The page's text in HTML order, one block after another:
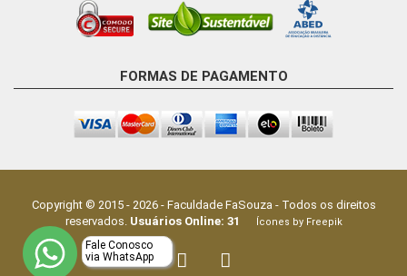
FORMAS DE PAGAMENTO
Copyright © 2015 - 2026- Faculdade FaSouza - Todos os direitos
reservados. Usuários Online: 31 Ícones by Freepik
Fale Conosco
via WhatsApp